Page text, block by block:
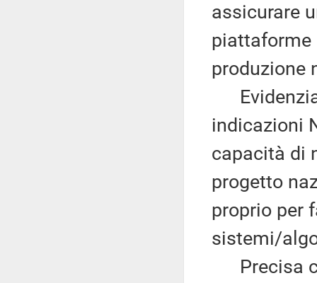
assicurare
piattaforme
produzione
Evidenzia
indicazioni
capacità di
progetto
proprio per
sistemi/
Precisa